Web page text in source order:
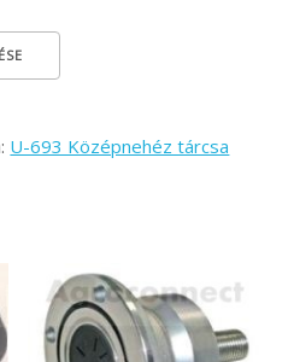
U-693 Középnehéz tárcsa